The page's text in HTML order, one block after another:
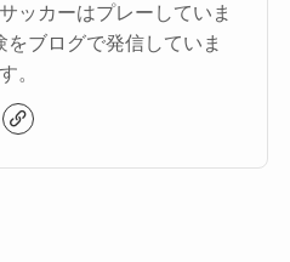
ッカーはプレーしていま
ブログで発信していま
す。